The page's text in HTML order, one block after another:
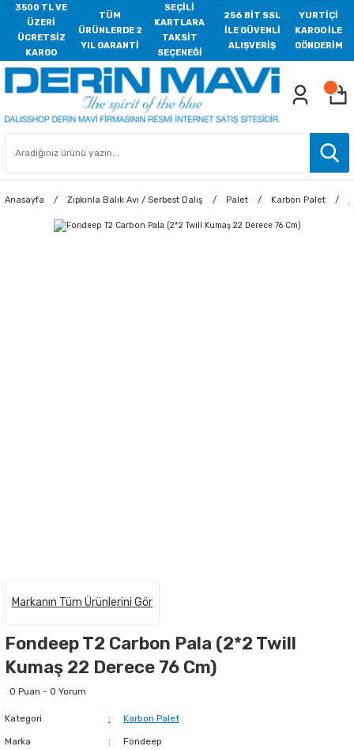
3500 TL VE
ÜZERİ
ÜCRETSİZ
KARGO
TÜM
ÜRÜNLERDE 2
YIL GARANTİ
SEÇİLİ
KARTLARA
TAKSİT
SEÇENEĞİ
256 BİT SSL
İLE GÜVENLİ
ALIŞVERİŞ
YURTİÇİ
KARGO İLE
GÖNDERİM
Anasayfa Zıpkınla Balık Avı / Serbest Dalış Palet Karbon Palet
Markanın Tüm Ürünlerini Gör
Fondeep T2 Carbon Pala (2*2 Twill
Kumaş 22 Derece 76 Cm)
0 Puan - 0 Yorum
Kategori Karbon Palet
Marka Fondeep